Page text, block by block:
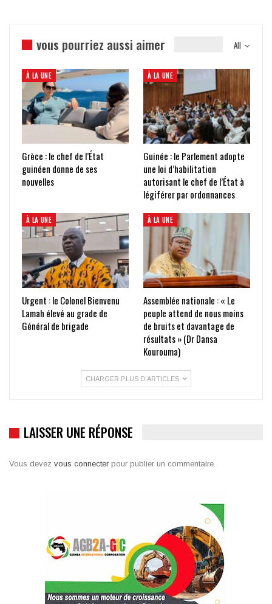
All
vous pourriez aussi aimer
À LA UNE
Grèce : le chef de l’État
guinéen donne de ses
nouvelles
À LA UNE
Guinée : le Parlement adopte
une loi d’habilitation
autorisant le chef de l’État à
légiférer par ordonnances
À LA UNE
Urgent : le Colonel Bienvenu
Lamah élevé au grade de
Général de brigade
À LA UNE
Assemblée nationale : « Le
peuple attend de nous moins
de bruits et davantage de
résultats » (Dr Dansa
Kourouma)
CHARGER PLUS D'ARTICLES
LAISSER UNE RÉPONSE
Vous devez vous connecter pour publier un commentaire.